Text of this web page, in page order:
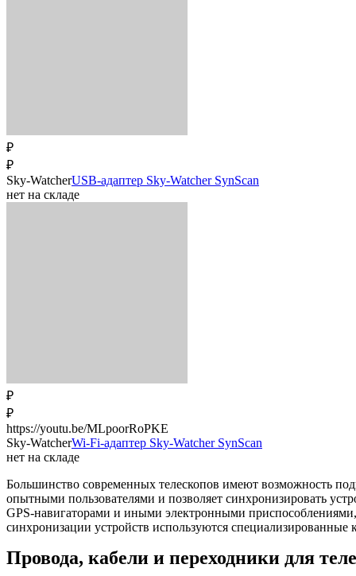
₽
₽
Sky-WatcherUSB-адаптер Sky-Watcher SynScan
нет на складе
₽
₽
https://youtu.be/MLpoorRoPKE
Sky-WatcherWi-Fi-адаптер Sky-Watcher SynScan
нет на складе
Большинство современных телескопов имеют возможность
опытными пользователями и позволяет синхронизировать
GPS-навигаторами и иными электронными
синхронизации устройств используются специализированные
Провода, кабели и переходники для